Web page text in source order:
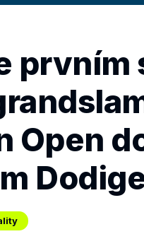
prvním
Open